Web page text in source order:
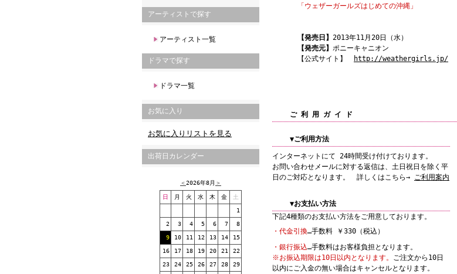
アーティストで探す
アーティスト一覧
ドラマで探す
ドラマ一覧
お気に入り
お気に入りリストを見る
出荷日カレンダー
＜2026年8月 ＞
日 月 火 水 木 金 土
1
2 3 4 5 6 7 8
9 10 11 12 13 14 15
16 17 18 19 20 21 22
23 24 25 26 27 28 29
「ウェザーガールズはじめての沖縄」
【発売日】 2013年11月20日（水）
【発売元】 ポニーキャニオン
【公式サイト】
http://weathergirls.jp/
ご 利 用 ガ イ ド
▼ご利用方法
インターネットにて 24時間受け付けております。
お問い合わせメールに対する返信は、土日祝日を除く平
日のご対応となります。 詳しくはこちら→ ご利用案内
▼お支払い方法
下記4種類のお支払い方法をご用意しております。
・代金引換…手数料 ￥330（税込）
・銀行振込…手数料はお客様負担となります。
※お振込期限は10日以内となります。 ご注文から10日
以内にご入金の無い場合はキャンセルとなります。